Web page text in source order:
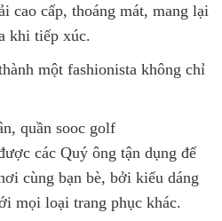
cao cấp, thoáng mát, mang lại
khi tiếp xúc.
một fashionista không chỉ
quần sooc golf
các Quý ông tận dụng để
cùng bạn bè, bởi kiểu dáng
mọi loại trang phục khác.